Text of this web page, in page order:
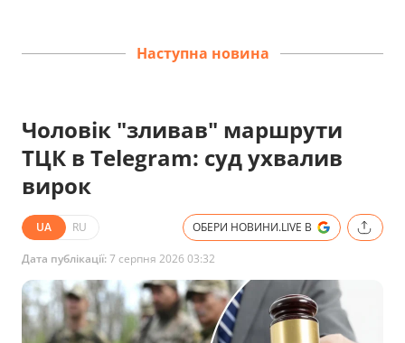
Наступна новина
Чоловік "зливав" маршрути
ТЦК в Telegram: суд ухвалив
вирок
UA RU ОБЕРИ НОВИНИ.LIVE В
Дата публікації:7 серпня 2026 03:32